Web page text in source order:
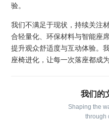
验。
我们不满足于现状，持续关注
合轻量化、环保材料与智能座
提升观众舒适度与互动体验。
座椅进化，让每一次落座都成
我们的
Shaping the
through